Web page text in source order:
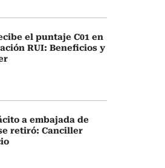
el puntaje C01 en
RUI: Beneficios y
a embajada de
retiró: Canciller